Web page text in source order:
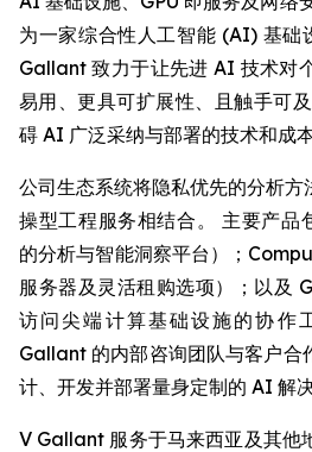
为一家综合性人工智能 (AI) 基础
Gallant 致力于让先进 AI 技术对
易用、更具可扩展性、且触手可
碍 AI 广泛采纳与部署的技术和成本
公司生态系统将隐私优先的分析
操型工程服务相结合。 主要产
的分析与智能洞察平台）；
服务器及灵活租购选项）；以及
访问尖端计算基础设施的协作
Gallant 的内部咨询团队与客户合
计、开发并部署量身定制的 AI 解决
V Gallant 服务于马来西亚及其他